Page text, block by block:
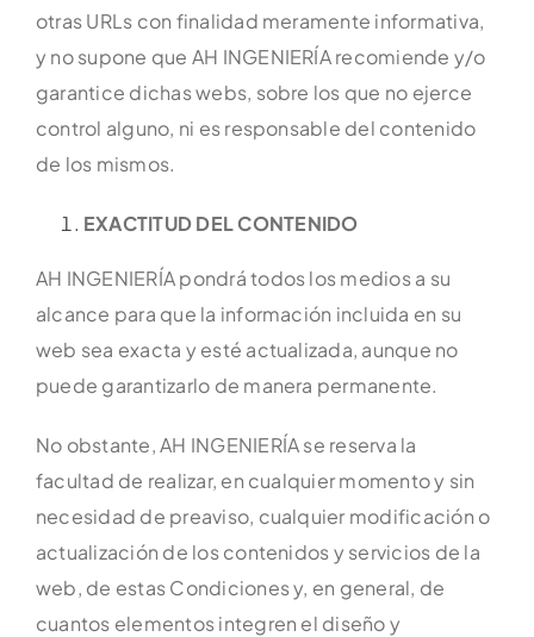
otras URLs con finalidad meramente informativa,
y no supone que AH INGENIERÍA recomiende y/o
garantice dichas webs, sobre los que no ejerce
control alguno, ni es responsable del contenido
de los mismos.
EXACTITUD DEL CONTENIDO
AH INGENIERÍA pondrá todos los medios a su
alcance para que la información incluida en su
web sea exacta y esté actualizada, aunque no
puede garantizarlo de manera permanente.
No obstante, AH INGENIERÍA se reserva la
facultad de realizar, en cualquier momento y sin
necesidad de preaviso, cualquier modificación o
actualización de los contenidos y servicios de la
web, de estas Condiciones y, en general, de
cuantos elementos integren el diseño y